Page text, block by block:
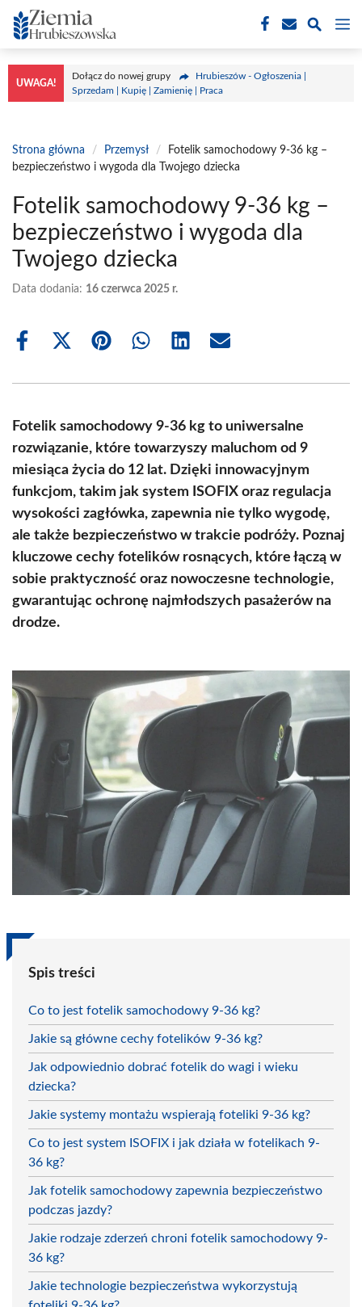
Przejdź
do
treści
UWAGA!
Dołącz do nowej grupy
Hrubieszów - Ogłoszenia |
Sprzedam | Kupię | Zamienię | Praca
Strona główna / Przemysł /
Fotelik samochodowy 9-36 kg –
bezpieczeństwo i wygoda dla Twojego dziecka
Fotelik samochodowy 9-36 kg –
bezpieczeństwo i wygoda dla
Twojego dziecka
Data dodania: 16 czerwca 2025 r.
Share
Share
(Twitter)
Share Share Share Share
Fotelik samochodowy 9-36 kg to uniwersalne
rozwiązanie, które towarzyszy maluchom od 9
miesiąca życia do 12 lat. Dzięki innowacyjnym
funkcjom, takim jak system ISOFIX oraz regulacja
wysokości zagłówka, zapewnia nie tylko wygodę,
ale także bezpieczeństwo w trakcie podróży. Poznaj
kluczowe cechy fotelików rosnących, które łączą w
sobie praktyczność oraz nowoczesne technologie,
gwarantując ochronę najmłodszych pasażerów na
drodze.
Spis treści
Co to jest fotelik samochodowy 9-36 kg?
Jakie są główne cechy fotelików 9-36 kg?
Jak odpowiednio dobrać fotelik do wagi i wieku
dziecka?
Jakie systemy montażu wspierają foteliki 9-36 kg?
Co to jest system ISOFIX i jak działa w fotelikach 9-
36 kg?
Jak fotelik samochodowy zapewnia bezpieczeństwo
podczas jazdy?
Jakie rodzaje zderzeń chroni fotelik samochodowy 9-
36 kg?
Jakie technologie bezpieczeństwa wykorzystują